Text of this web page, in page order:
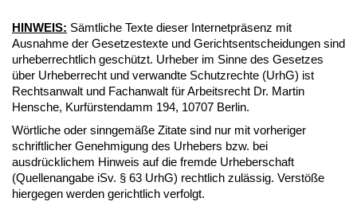
HINWEIS: Sämtliche Texte dieser Internetpräsenz mit
Ausnahme der Gesetzestexte und Gerichtsentscheidungen sind
urheberrechtlich geschützt. Urheber im Sinne des Gesetzes
über Urheberrecht und verwandte Schutzrechte (UrhG) ist
Rechtsanwalt und Fachanwalt für Arbeitsrecht Dr. Martin
Hensche, Kurfürstendamm 194, 10707 Berlin.
Wörtliche oder sinngemäße Zitate sind nur mit vorheriger
schriftlicher Genehmigung des Urhebers bzw. bei
ausdrücklichem Hinweis auf die fremde Urheberschaft
(Quellenangabe iSv. § 63 UrhG) rechtlich zulässig. Verstöße
hiergegen werden gerichtlich verfolgt.